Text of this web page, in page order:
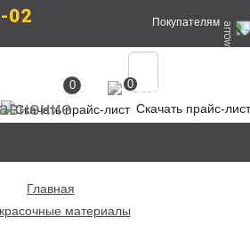
02 Покупателям
Скачать прайс-лист
0 0
Главная
материалы